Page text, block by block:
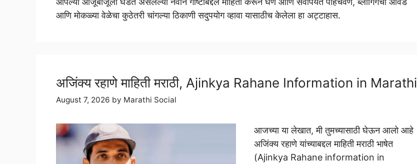
आणि मोकळ्या वेळेचा कुठेतरी चांगल्या ठिकाणी सदुपयोग व्हावा यासाठीच केलेला हा अट्टाहास.
अजिंक्य रहाणे माहिती मराठी, Ajinkya Rahane Information in Marathi
August 7, 2026 by Marathi Social
आजच्या या लेखात, मी तुमच्यासाठी घेऊन आलो आहे
अजिंक्य रहाणे यांच्याबद्दल माहिती मराठी भाषेत
(Ajinkya Rahane information in